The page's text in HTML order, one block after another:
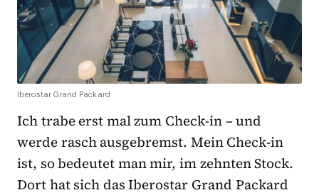
Iberostar Grand Packard
Ich trabe erst mal zum Check-in – und
werde rasch ausgebremst. Mein Check-in
ist, so bedeutet man mir, im zehnten Stock.
Dort hat sich das Iberostar Grand Packard